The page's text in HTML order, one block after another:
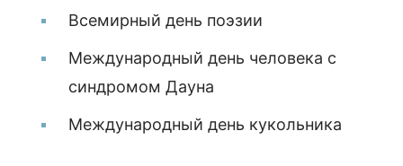
Всемирный день поэзии
Международный день человека с
синдромом Дауна
Международный день кукольника